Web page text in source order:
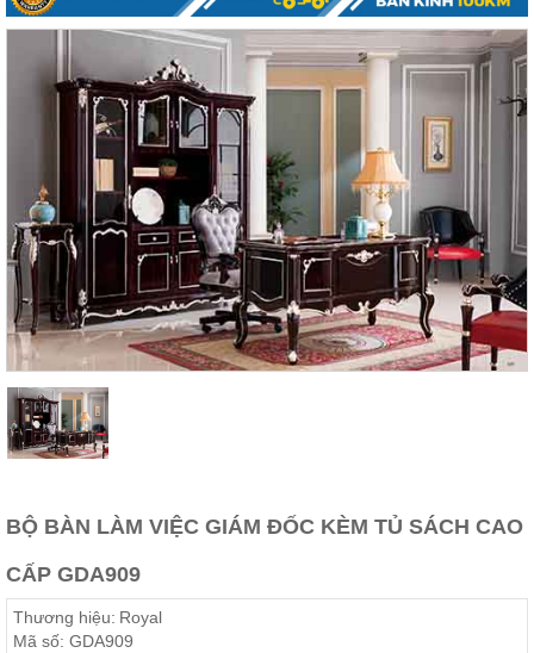
Nội
Thất
Nội
Thất
Phòng
Khách
Sofa,
Bàn
trà...
Nội
Phòng
Ngủ
Giường
ngủ, tủ
áo, bàn
trang
điểm
BỘ BÀN LÀM VIỆC GIÁM ĐỐC KÈM TỦ SÁCH CAO
CẤP GDA909
Thương hiệu: Royal
Mã số: GDA909